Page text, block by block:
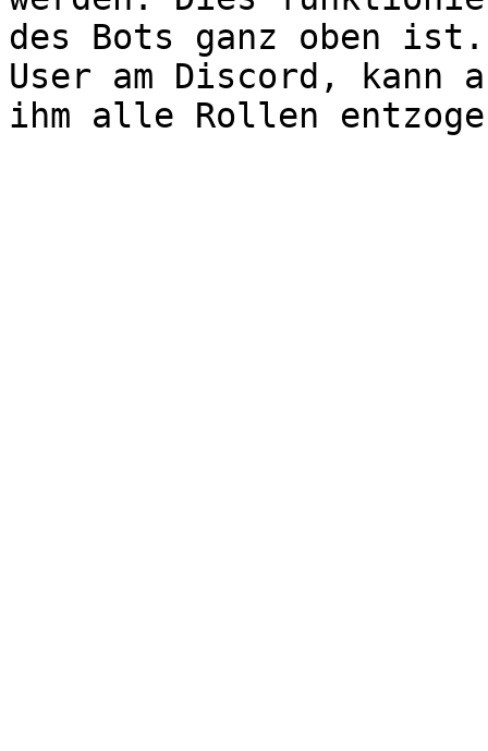
des Bots ganz oben
User am Discord, kann